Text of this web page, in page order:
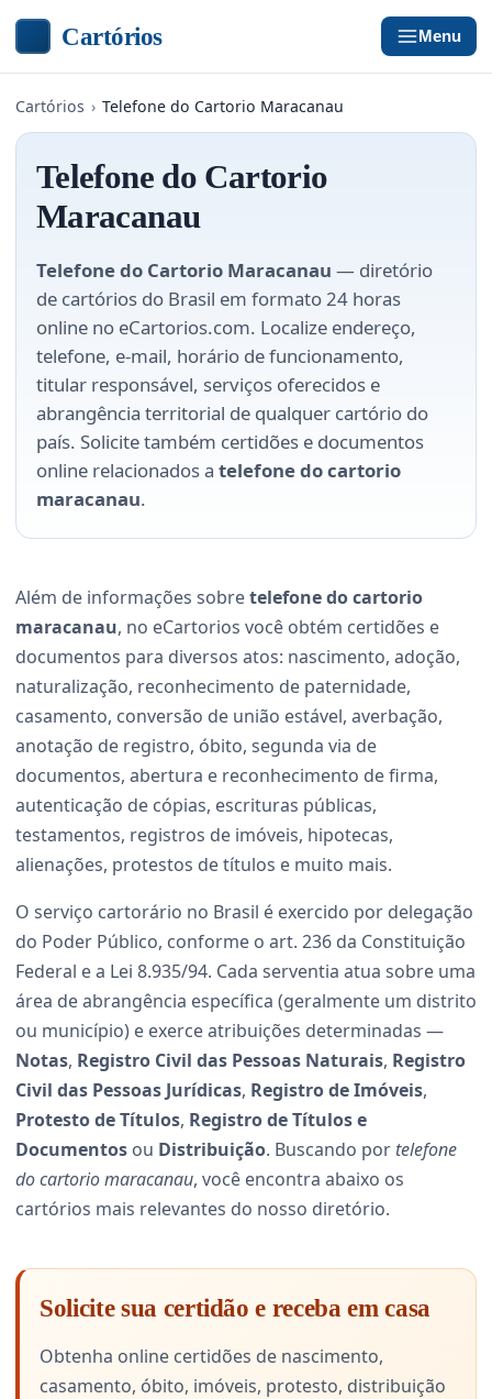
Cartórios Menu
Cartórios › Telefone do Cartorio Maracanau
Telefone do Cartorio
Maracanau
Telefone do Cartorio Maracanau — diretório
de cartórios do Brasil em formato 24 horas
online no eCartorios.com. Localize endereço,
telefone, e-mail, horário de funcionamento,
titular responsável, serviços oferecidos e
abrangência territorial de qualquer cartório do
país. Solicite também certidões e documentos
online relacionados a telefone do cartorio
maracanau.
Além de informações sobretelefone do cartorio
maracanau, no eCartorios você obtém certidões e
documentos para diversos atos: nascimento, adoção,
naturalização, reconhecimento de paternidade,
casamento, conversão de união estável, averbação,
anotação de registro, óbito, segunda via de
documentos, abertura e reconhecimento de firma,
autenticação de cópias, escrituras públicas,
testamentos, registros de imóveis, hipotecas,
alienações, protestos de títulos e muito mais.
O serviço cartorário no Brasil é exercido por delegação
do Poder Público, conforme o art. 236 da Constituição
Federal e a Lei 8.935/94. Cada serventia atua sobre uma
área de abrangência específica (geralmente um distrito
ou município) e exerce atribuições determinadas —
Notas, Registro Civil das Pessoas Naturais, Registro
Civil das Pessoas Jurídicas, Registro de Imóveis,
Protesto de Títulos, Registro de Títulos e
Documentos ou Distribuição. Buscando por telefone
do cartorio maracanau, você encontra abaixo os
cartórios mais relevantes do nosso diretório.
Solicite sua certidão e receba em casa
Obtenha online certidões de nascimento,
casamento, óbito, imóveis, protesto, distribuição